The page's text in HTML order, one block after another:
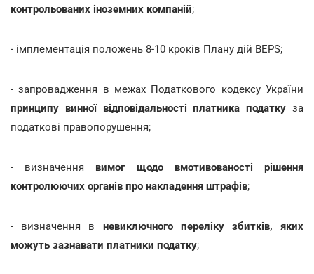
контрольованих іноземних компаній;
- імплементація положень 8-10 кроків Плану дій BEPS;
- запровадження в межах Податкового кодексу України
принципу винної відповідальності платника податку за
податкові правопорушення;
- визначення вимог щодо вмотивованості рішення
контролюючих органів про накладення штрафів;
- визначення в невиключного переліку збитків, яких
можуть зазнавати платники податку;